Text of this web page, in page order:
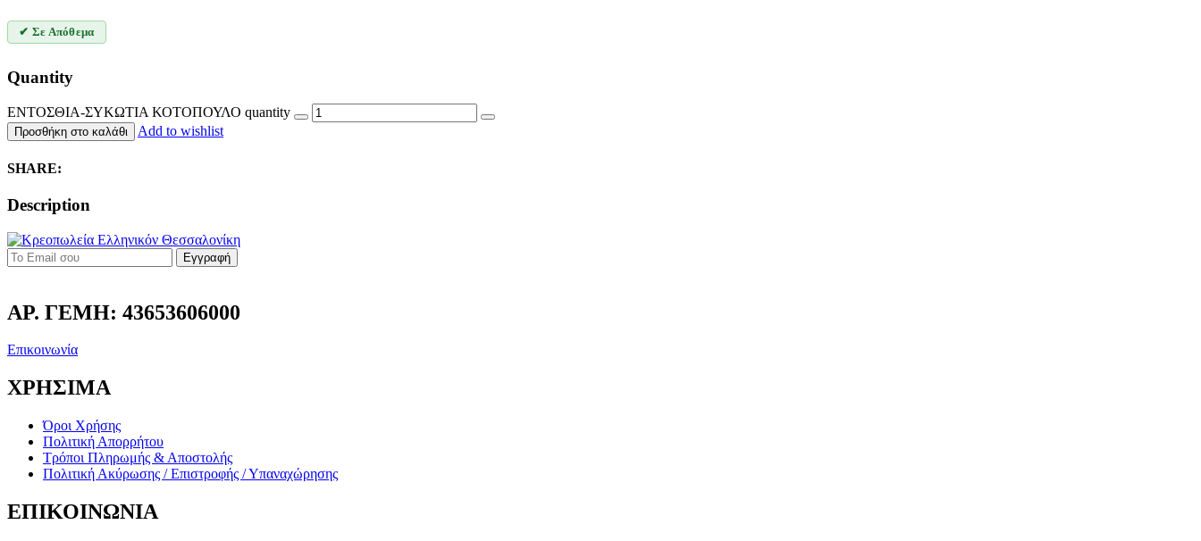
✔ Σε Απόθεμα
Quantity
ΕΝΤΟΣΘΙΑ-ΣΥΚΩΤΙΑ ΚΟΤΟΠΟΥΛΟ quantity
Προσθήκη στο καλάθι Add to wishlist
SHARE:
Description
Εγγραφή
ΑΡ. ΓΕΜΗ: 43653606000
Επικοινωνία
ΧΡΗΣΙΜΑ
Όροι Χρήσης
Πολιτική Απορρήτου
Τρόποι Πληρωμής & Αποστολής
Πολιτική Ακύρωσης / Επιστροφής / Υπαναχώρησης
ΕΠΙΚΟΙΝΩΝΙΑ